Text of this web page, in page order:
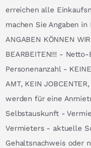
erreichen alle
machen Sie Angaben
ANGABEN KÖNNEN
BEARBEITEN!!! -
Personenanzahl -
AMT, KEIN
werden für eine
Selbstauskunft -
Vermieters - aktuelle
Gehaltsnachweis oder